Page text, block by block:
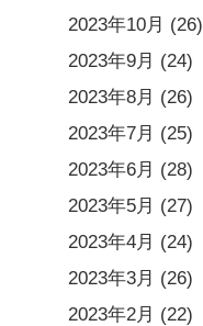
2023年10月 (26)
2023年9月 (24)
2023年8月 (26)
2023年7月 (25)
2023年6月 (28)
2023年5月 (27)
2023年4月 (24)
2023年3月 (26)
2023年2月 (22)